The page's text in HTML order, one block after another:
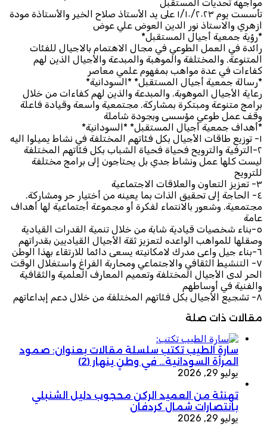
مواجهة تحديات المستقبل
تأسست يوم ١/١٠/٢٠٢٣ على يد الأستاذ صلاح الخير والأستاذة مودة
ازهري والاستاذ نور الدين العوض علي عوض
*رؤية جمعية أجيال المستقبل*
رائدة في العمل الطوعي في مجال الاهتمام بالاجيال للفئات
المتنوعة. والمختلفة والموهبة والمبدعة والأجيال الذين لهم
كفاءات في عدة مواهب بمفهوم علمي معاصر
*رسالة جمعية أجيال المستقبل* *السودانية*
رعاية الأجيال الموهوبة. والمبدعة والذين لهم كفاءات من خلال
برامج متنوعة ومبتكرة بمشاركة. مجتمعية واسعة وقيادة فاعلة
وقف عمل طوعي مؤسسى وبجودة شاملة
*أهداف جمعية أجيال المستقبل* *السودانية*
١- توزيع طاقات الأجيال بكل فئاتهم المختلفة في نشاط يميلوا اليه
٢-الترفية والترويح فحياة فحياة الشباب بكل فئاتهم المختلفة
ليست كلها عمل ونشاط جدي بل يحتاجون إلى برامج مختلفة
للترويح
٣- تعزيز التعاون والعلاقات الاجتماعية
٤- الحاجة إلى تحقيق الذات بما يعينه من أختيار حر ومشاركة.
مجتمعية. وشعور بالانتماء لفكرة أو مجموعة أجتماعية لها أهداف
عامة
٥-بناء شخصيات قيادية شابة من خلال تنمية القدرات القيادية
وصقلها للمواهب الواعده لتعزيز ثقة الأجيال القياديين بقدراتهم
٦-بناء جيل واعى مدرك لامكانيته يسعى دائما للارتقاء بهذا الوطن
٧- التنشيط الثقافي والاجتماعي ومحاربة الفراغ واستغلال الوقت
الحر لدى الأجيال المختلفة وتعميم المعارف العلمية والثقافية
والفنية في أوساطهم
٨- تشجيع الأجيال بكل فئاتهم المختلفة من خلال دعم إبداعاتهم
مقالات ذات صلة
سارة الطيب تكتب سلسلة مقالات بعنوان: صمود
المرأة السودانية… في وطنٍ ينهار (2)
يوليو 29, 2026
تهنئة من العميد الركن محجوب دليل الشنبلي
بانتصارات شمال كردفان
يوليو 29, 2026